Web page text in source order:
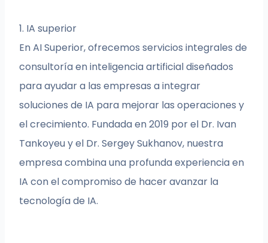
1. IA superior
En AI Superior, ofrecemos servicios integrales de
consultoría en inteligencia artificial diseñados
para ayudar a las empresas a integrar
soluciones de IA para mejorar las operaciones y
el crecimiento. Fundada en 2019 por el Dr. Ivan
Tankoyeu y el Dr. Sergey Sukhanov, nuestra
empresa combina una profunda experiencia en
IA con el compromiso de hacer avanzar la
tecnología de IA.